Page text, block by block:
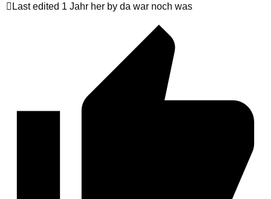
Last edited 1 Jahr her by da war noch was